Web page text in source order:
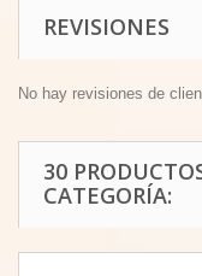
REVISIONES
No hay revisiones de
30
CATEGORÍA: